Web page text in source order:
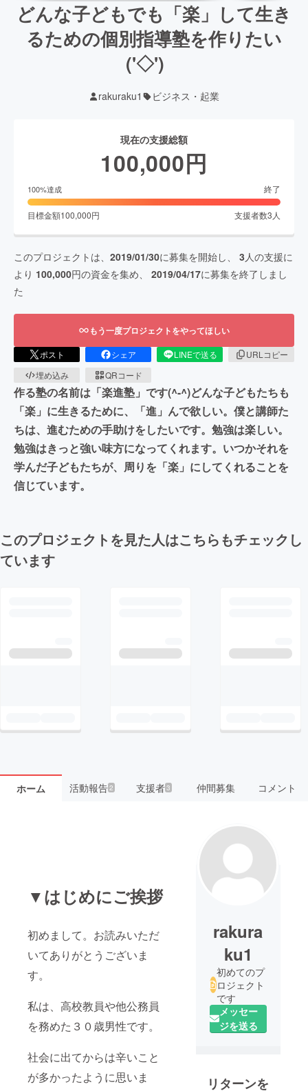
どんな子どもでも「楽」して生き
るための個別指導塾を作りたい
('◇')ゞ
rakuraku1 ビジネス・起業
現在の支援総額
100,000円
100%達成 終了
目標金額100,000円 支援者数3 人
このプロジェクトは、 2019/01/30に募集を開始し、 3人の支援に
より 100,000円の資金を集め、 2019/04/17に募集を終了しまし
た
もう一度プロジェクトをやってほしい
ポスト シェア LINEで送る
URLコピー
埋め込み
QRコード
作る塾の名前は「楽進塾」です(^-^)どんな子どもたちも
「楽」に生きるために、「進」んで欲しい。僕と講師た
ちは、進むための手助けをしたいです。勉強は楽しい。
勉強はきっと強い味方になってくれます。いつかそれを
学んだ子どもたちが、周りを「楽」にしてくれることを
信じています。
このプロジェクトを見た人はこちらもチェックし
ています
ホーム 活動報告2 支援者3 仲間募集 コメント
▼はじめにご挨拶
初めまして。お読みいただ
いてありがとうございま
す。
私は、高校教員や他公務員
を務めた３０歳男性です。
社会に出てからは辛いこと
が多かったように思いま
rakura
ku1
初めてのプ
ロジェクト
です
メッセー
ジを送る
リターンを